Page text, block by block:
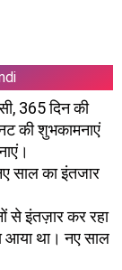
365 दिन की
की शुभकामनाएं
साल का इंतजार
से इंतज़ार कर रहा
आया था। नए साल